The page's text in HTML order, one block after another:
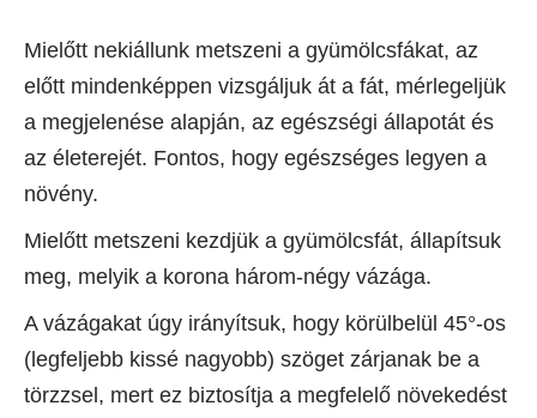
Mielőtt nekiállunk metszeni a gyümölcsfákat, az
előtt mindenképpen vizsgáljuk át a fát, mérlegeljük
a megjelenése alapján, az egészségi állapotát és
az életerejét. Fontos, hogy egészséges legyen a
növény.
Mielőtt metszeni kezdjük a gyümölcsfát, állapítsuk
meg, melyik a korona három-négy vázága.
A vázágakat úgy irányítsuk, hogy körülbelül 45°-os
(legfeljebb kissé nagyobb) szöget zárjanak be a
törzzsel, mert ez biztosítja a megfelelő növekedést